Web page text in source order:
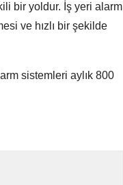
bir yoldur. İş yeri alarm
ve hızlı bir şekilde
sistemleri aylık 800